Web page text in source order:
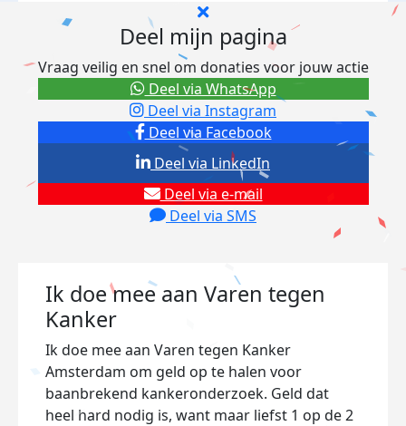
Deel mijn pagina
Vraag veilig en snel om donaties voor jouw actie
Deel via Facebook
Deel via Instagram
Deel via e-mail
Deel via SMS
Deel via LinkedIn
Deel via WhatsApp
Ik doe mee aan Varen tegen
Kanker
Ik doe mee aan Varen tegen Kanker
Amsterdam om geld op te halen voor
baanbrekend kankeronderzoek. Geld dat
heel hard nodig is, want maar liefst 1 op de 2